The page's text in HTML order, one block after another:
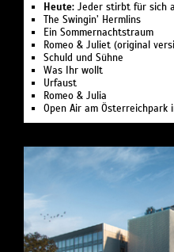
Heute: Jeder stirbt für sich
The Swingin’ Hermlins
Ein Sommernachtstraum
Romeo & Juliet (original
Schuld und Sühne
Was Ihr wollt
Urfaust
Romeo & Julia
Open Air am Österreichpark